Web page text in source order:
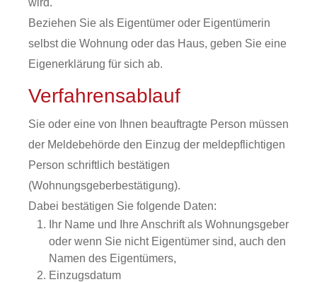
wird.
Beziehen Sie als Eigentümer oder Eigentümerin
selbst die Wohnung oder das Haus, geben Sie eine
Eigenerklärung für sich ab.
Verfahrensablauf
Sie oder eine von Ihnen beauftragte Person müssen
der Meldebehörde den Einzug der meldepflichtigen
Person schriftlich bestätigen
(Wohnungsgeberbestätigung).
Dabei bestätigen Sie folgende Daten:
Ihr Name und Ihre Anschrift als Wohnungsgeber
oder wenn Sie nicht Eigentümer sind, auch den
Namen des Eigentümers,
Einzugsdatum